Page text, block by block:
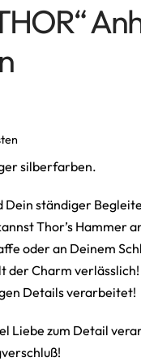
silberfarben.
Dein ständiger
Thor’s Hammer
oder an Deinem
der Charm
Details verarbeitet!
Liebe zum Detail